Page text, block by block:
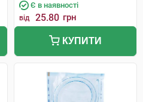
Є в наявності
від 25.80 грн
КУПИТИ